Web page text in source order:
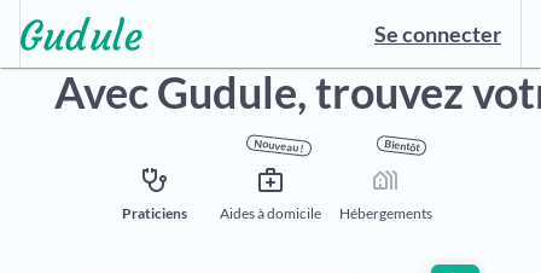
Se connecter
Avec Gudule,trouvez
stethoscope
Praticiens
Nouveau !
medical_services
Aides à domicile
Bientôt
holiday_village
Hébergements